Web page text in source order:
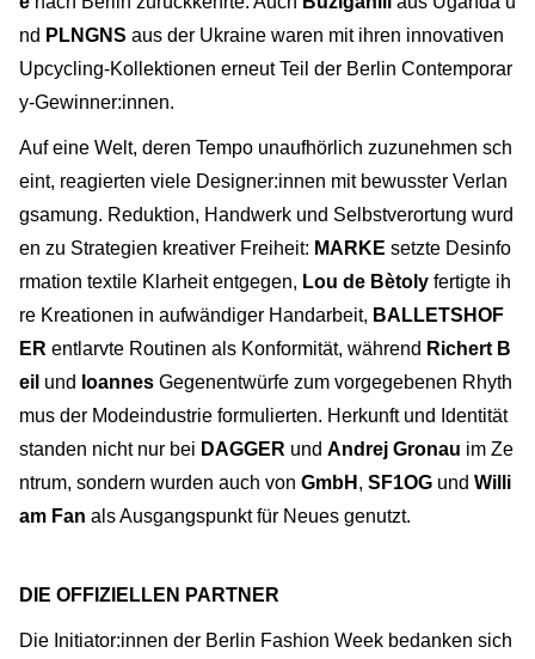
nd PLNGNS aus der Ukraine waren mit ihren innovativen
Upcycling-Kollektionen erneut Teil der Berlin Contemporar
y-Gewinner:innen.
Auf eine Welt, deren Tempo unaufhörlich zuzunehmen sch
eint, reagierten viele Designer:innen mit bewusster Verlan
gsamung. Reduktion, Handwerk und Selbstverortung wurd
en zu Strategien kreativer Freiheit: MARKE setzte Desinfo
rmation textile Klarheit entgegen, Lou de Bètoly fertigte ih
re Kreationen in aufwändiger Handarbeit, BALLETSHOF
ER entlarvte Routinen als Konformität, während Richert B
eil und Ioannes Gegenentwürfe zum vorgegebenen Rhyth
mus der Modeindustrie formulierten. Herkunft und Identität
standen nicht nur bei DAGGER und Andrej Gronau im Ze
ntrum, sondern wurden auch von GmbH , SF1OG und Willi
am Fan als Ausgangspunkt für Neues genutzt.
DIE OFFIZIELLEN PARTNER
Die Initiator:innen der Berlin Fashion Week bedanken sich